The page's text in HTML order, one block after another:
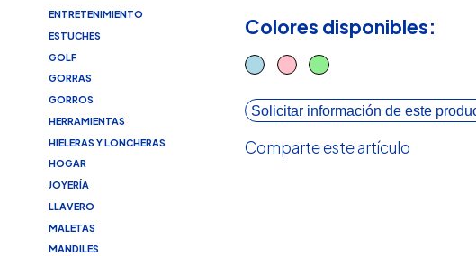
ENTRETENIMIENTO
ESTUCHES
GOLF
GORRAS
GORROS
HERRAMIENTAS
HIELERAS Y LONCHERAS
HOGAR
JOYERÍA
LLAVERO
MALETAS
MANDILES
Colores disponibles:
Solicitar información de este
Comparte este artículo